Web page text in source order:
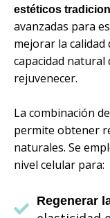
estéticos
avanzadas para
mejorar la
capacidad natural
rejuvenecer.
La combinación
permite obtener
naturales. Se
nivel celular para:
Regenerar